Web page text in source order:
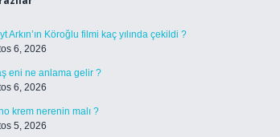
Arkın’ın Köroğlu filmi kaç yılında çekildi ?
6, 2026
eni ne anlama gelir ?
6, 2026
krem nerenin malı ?
5, 2026